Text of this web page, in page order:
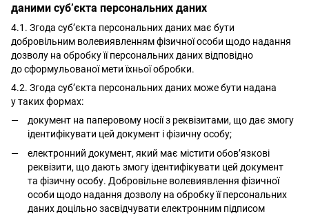
даними суб’єкта персональних даних
4.1. Згода суб’єкта персональних даних має бути
добровільним волевиявленням фізичної особи щодо надання
дозволу на обробку її персональних даних відповідно
до сформульованої мети їхньої обробки.
4.2. Згода суб’єкта персональних даних може бути надана
у таких формах:
документ на паперовому носії з реквізитами, що дає змогу
ідентифікувати цей документ і фізичну особу;
електронний документ, який має містити обов’язкові
реквізити, що дають змогу ідентифікувати цей документ
та фізичну особу. Добровільне волевиявлення фізичної
особи щодо надання дозволу на обробку її персональних
даних доцільно засвідчувати електронним підписом